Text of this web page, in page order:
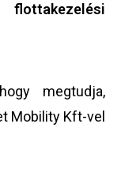
megtudja,
Mobility Kft-vel